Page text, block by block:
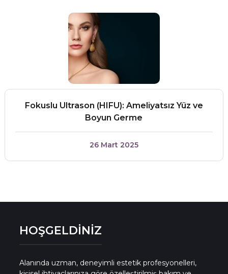
Fokuslu Ultrason (HIFU): Ameliyatsız Yüz ve
Boyun Germe
26 Mart 2025
HOŞGELDİNİZ
Alanında uzman, deneyimli estetik profesyonelleri,